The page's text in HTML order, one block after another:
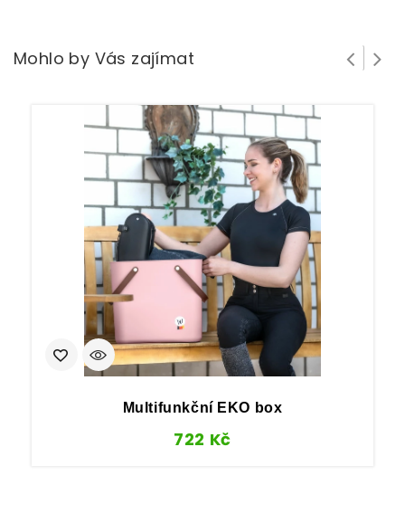
Mohlo by Vás zajímat
Multifunkční EKO box
722 Kč